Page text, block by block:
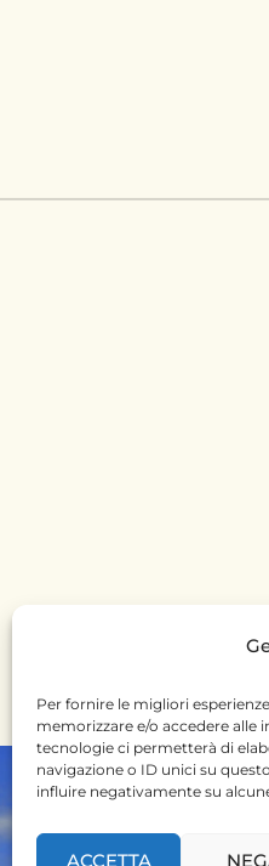
Per fornire le migliori
memorizzare e/o accedere alle
tecnologie ci permetterà di
navigazione o ID unici su
influire negativamente su
ACCETTA